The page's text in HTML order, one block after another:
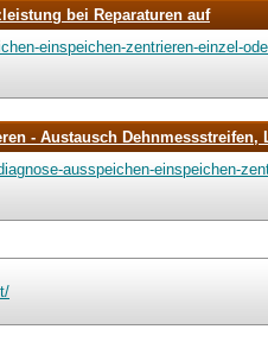
bei Reparaturen auf
einspeichen-zentrieren-einzel-
- Austausch Dehnmessstreifen,
ausspeichen-einspeichen-